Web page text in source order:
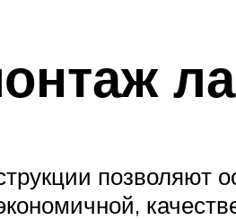
позволяют